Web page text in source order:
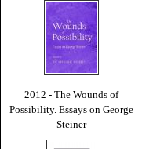
2012 - The Wounds of
Possibility. Essays on George
Steiner